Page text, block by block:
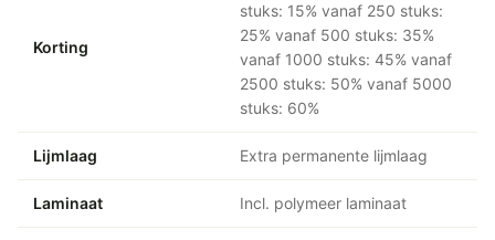
Korting
stuks: 15% vanaf 250 stuks:
25% vanaf 500 stuks: 35%
vanaf 1000 stuks: 45% vanaf
2500 stuks: 50% vanaf 5000
stuks: 60%
Lijmlaag Extra permanente lijmlaag
Laminaat Incl. polymeer laminaat